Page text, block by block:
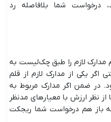
درخواست شما بلافاصله رد
مدارک لازم را طبق چک‌لیست به
یکی از مدارک لازم از قلم
در ضمن اگر مدارک مربوط به
نظر ارزش با معیارهای مدنظر
باز هم درخواست شما ریجکت